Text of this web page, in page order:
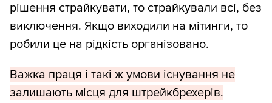
рішення страйкувати, то страйкували всі, без
виключення. Якщо виходили на мітинги, то
робили це на рідкість організовано.
Важка праця і такі ж умови існування не
залишають місця для штрейкбрехерів.